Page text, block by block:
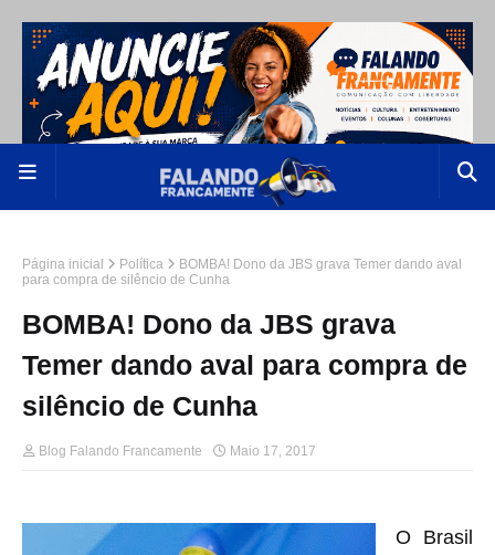
Página inicial Política
BOMBA! Dono da JBS grava Temer dando aval
para compra de silêncio de Cunha
BOMBA! Dono da JBS grava
Temer dando aval para compra de
silêncio de Cunha
Blog Falando Francamente Maio 17, 2017
O Brasil